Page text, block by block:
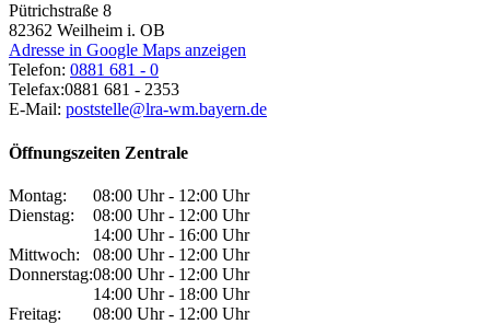
Pütrichstraße 8
82362 Weilheim i. OB
Adresse in Google Maps anzeigen
Telefon: 0881 681 - 0
Telefax:0881 681 - 2353
E-Mail: poststelle@lra-wm.bayern.de
Öffnungszeiten Zentrale
Montag:
08:00 Uhr - 12:00 Uhr
Dienstag:
08:00 Uhr - 12:00 Uhr
14:00 Uhr - 16:00 Uhr
Mittwoch:
08:00 Uhr - 12:00 Uhr
Donnerstag:08:00 Uhr - 12:00 Uhr
14:00 Uhr - 18:00 Uhr
Freitag:
08:00 Uhr - 12:00 Uhr